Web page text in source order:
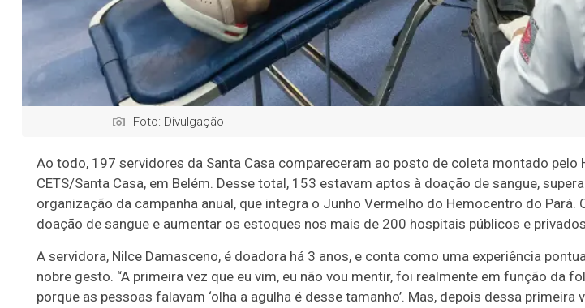
Foto: Divulgação
Servidora
Damasceno
(de branco)
é doadora
há 3 anos:
"Quem tem
Ao todo, 197 servidores da Santa Casa compareceram ao posto de coleta montado pelo
CETS/Santa Casa, em Belém. Desse total, 153 estavam aptos à doação de sangue,
organização da campanha anual, que integra o Junho Vermelho do Hemocentro do Pará.
doação de sangue e aumentar os estoques nos mais de 200 hospitais públicos e
A servidora, Nilce Damasceno, é doadora há 3 anos, e conta como uma experiência
nobre gesto. “A primeira vez que eu vim, eu não vou mentir, foi realmente em função da
porque as pessoas falavam ‘olha a agulha é desse tamanho’. Mas, depois dessa primeira